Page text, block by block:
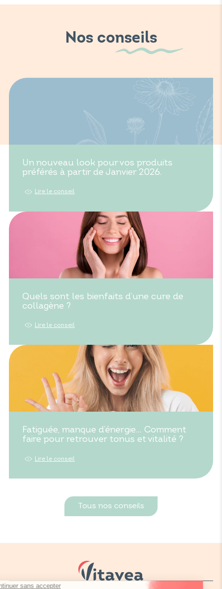
Nos conseils
Un nouveau look pour vos produits
préférés à partir de Janvier 2026.
Lire le conseil
Quels sont les bienfaits d’une cure de
collagène ?
Lire le conseil
Fatiguée, manque d’énergie… Comment
faire pour retrouver tonus et vitalité ?
Lire le conseil
Tous nos conseils